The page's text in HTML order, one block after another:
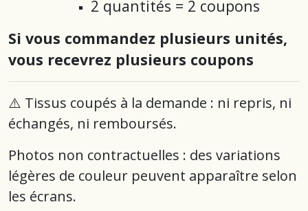
2 quantités = 2 coupons
Si vous commandez plusieurs unités,
vous recevrez plusieurs coupons
⚠️ Tissus coupés à la demande : ni repris, ni
échangés, ni remboursés.
Photos non contractuelles : des variations
légères de couleur peuvent apparaître selon
les écrans.